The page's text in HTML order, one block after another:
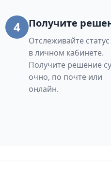
4 Получите
Отслеживайте
в личном кабинете.
Получите решение
очно, по почте или
онлайн.